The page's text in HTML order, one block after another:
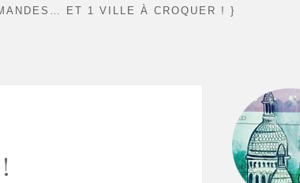
ET 1 VILLE À CROQUER ! }